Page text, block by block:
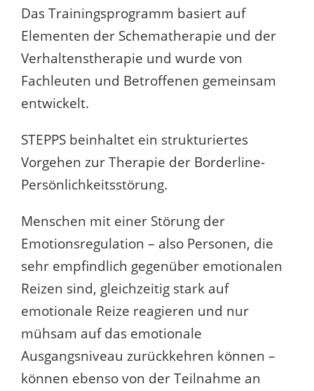
Das Trainingsprogramm basiert auf
Elementen der Schematherapie und der
Verhaltenstherapie und wurde von
Fachleuten und Betroffenen gemeinsam
entwickelt.
STEPPS beinhaltet ein strukturiertes
Vorgehen zur Therapie der Borderline-
Persönlichkeitsstörung.
Menschen mit einer Störung der
Emotionsregulation – also Personen, die
sehr empfindlich gegenüber emotionalen
Reizen sind, gleichzeitig stark auf
emotionale Reize reagieren und nur
mühsam auf das emotionale
Ausgangsniveau zurückkehren können –
können ebenso von der Teilnahme an